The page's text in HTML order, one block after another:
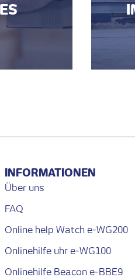
INFORMATIONEN
Über uns
FAQ
Online help Watch e-WG200
Onlinehilfe uhr e-WG100
Onlinehilfe Beacon e-BBE9